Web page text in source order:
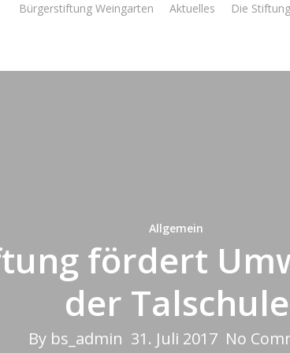
Bürgerstiftung Weingarten Aktuelles Die Stiftung
Allgemein
fördert
der Talschule
By bs_admin 31. Juli 2017 No